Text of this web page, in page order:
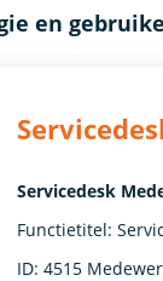
en
Servicedesk
Functietitel:
ID: 4515